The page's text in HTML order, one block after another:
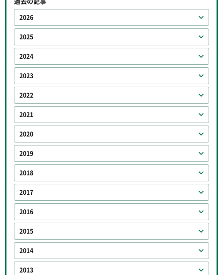
2026
2025
2024
2023
2022
2021
2020
2019
2018
2017
2016
2015
2014
2013